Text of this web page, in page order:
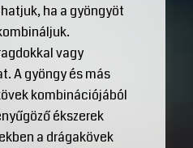
ha a gyöngyöt
vagy
A gyöngy és más
kombinációjából
ékszerek
a drágakövek